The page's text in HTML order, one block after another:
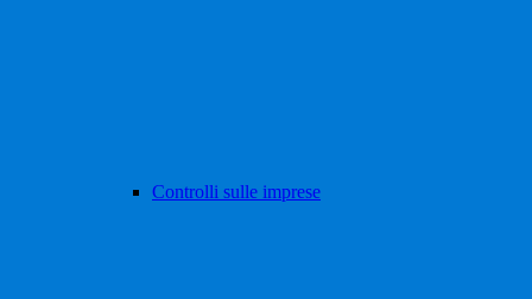
Controlli sulle imprese